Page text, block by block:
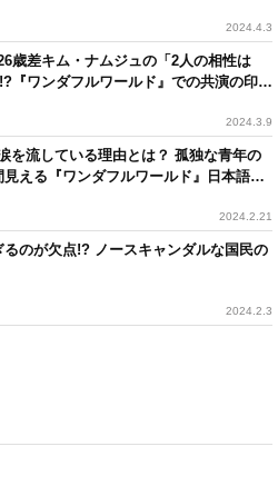
2024.4.3
歳差キム・ナムジュの「2人の相性は
『ワンダフルワールド』での共演の印象
2024.3.9
を流している理由とは？ 孤独な青年の
える『ワンダフルワールド』日本語版
2024.2.21
のが欠点!? ノースキャンダルな国民の
2024.2.3